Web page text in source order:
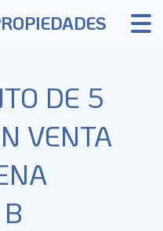
DE 5
VENTA